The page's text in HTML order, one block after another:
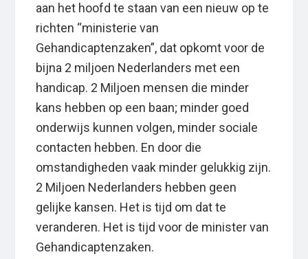
aan het hoofd te staan van een nieuw op te
richten “ministerie van
Gehandicaptenzaken”, dat opkomt voor de
bijna 2 miljoen Nederlanders met een
handicap. 2 Miljoen mensen die minder
kans hebben op een baan; minder goed
onderwijs kunnen volgen, minder sociale
contacten hebben. En door die
omstandigheden vaak minder gelukkig zijn.
2 Miljoen Nederlanders hebben geen
gelijke kansen. Het is tijd om dat te
veranderen. Het is tijd voor de minister van
Gehandicaptenzaken.